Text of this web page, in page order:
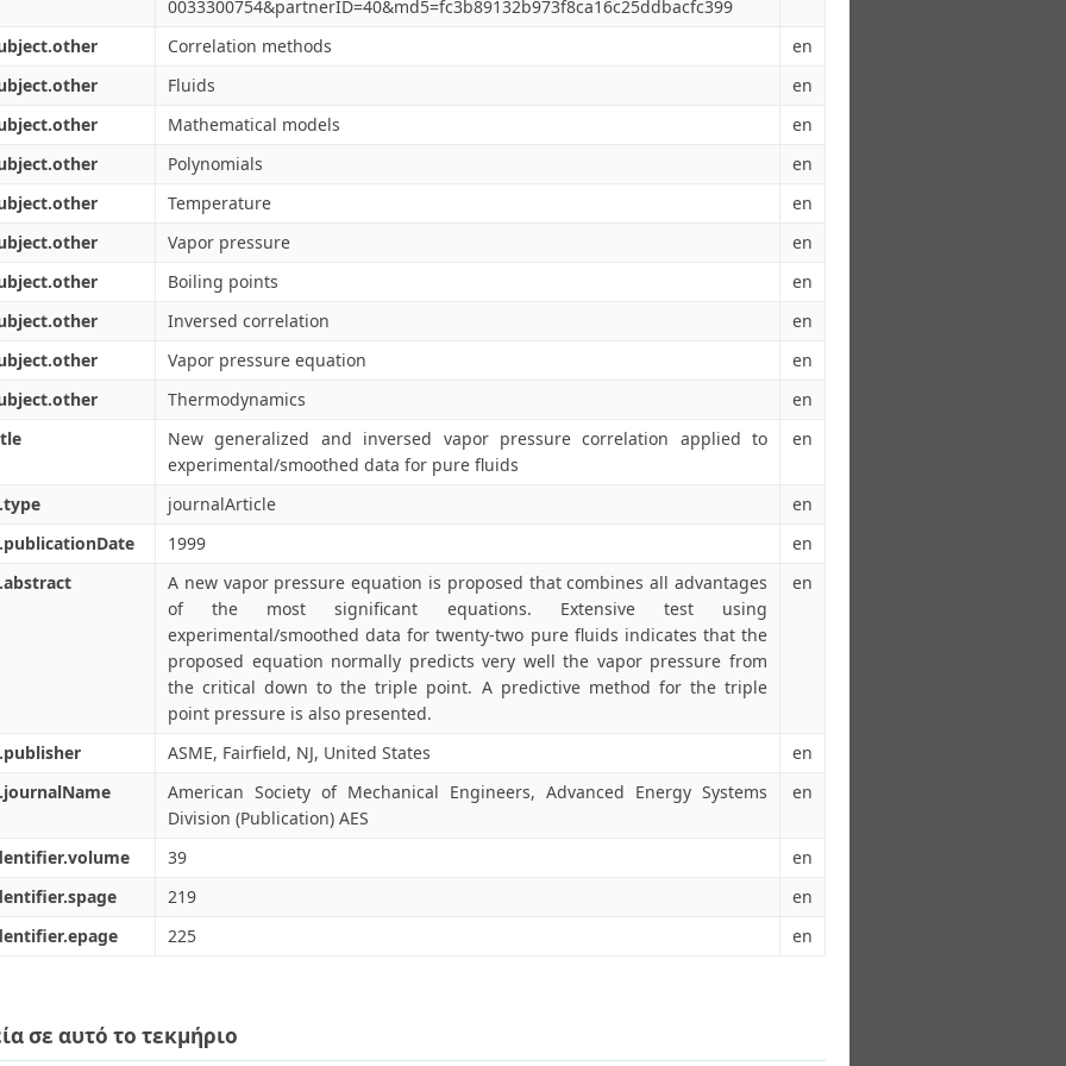
0033300754&partnerID=40&md5=fc3b89132b973f8ca16c25ddbacfc399
Correlation methods
en
Fluids
en
Mathematical models
en
Polynomials
en
Temperature
en
Vapor pressure
en
Boiling points
en
Inversed correlation
en
Vapor pressure equation
en
Thermodynamics
en
New generalized and inversed vapor pressure correlation applied to
experimental/smoothed data for pure fluids
en
journalArticle
en
1999
en
A new vapor pressure equation is proposed that combines all advantages
of the most significant equations. Extensive test using
experimental/smoothed data for twenty-two pure fluids indicates that the
proposed equation normally predicts very well the vapor pressure from
the critical down to the triple point. A predictive method for the triple
point pressure is also presented.
en
ASME, Fairfield, NJ, United States
en
American Society of Mechanical Engineers, Advanced Energy Systems
Division (Publication) AES
en
39
en
219
en
225 en
σε αυτό το τεκμήριο